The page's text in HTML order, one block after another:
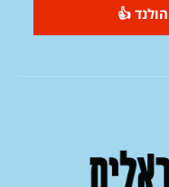
👍